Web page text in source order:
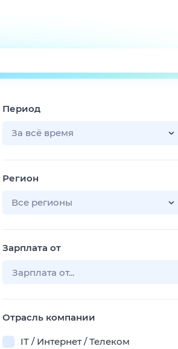
программа
Период
За всё время
Регион
Все регионы
Зарплата от
Отрасль компании
IT / Интернет / Телеком